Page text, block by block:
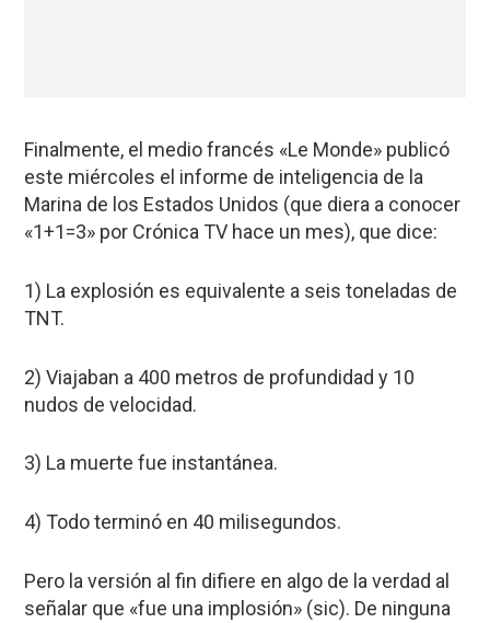
Finalmente, el medio francés «Le Monde» publicó
este miércoles el informe de inteligencia de la
Marina de los Estados Unidos (que diera a conocer
«1+1=3» por Crónica TV hace un mes), que dice:
1) La explosión es equivalente a seis toneladas de
TNT.
2) Viajaban a 400 metros de profundidad y 10
nudos de velocidad.
3) La muerte fue instantánea.
4) Todo terminó en 40 milisegundos.
Pero la versión al fin difiere en algo de la verdad al
señalar que «fue una implosión» (sic). De ninguna